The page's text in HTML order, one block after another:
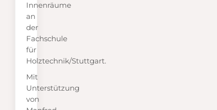
Innenräume
an
der
Fachschule
für
Holztechnik/Stuttgart.
Mit
Unterstützung
von